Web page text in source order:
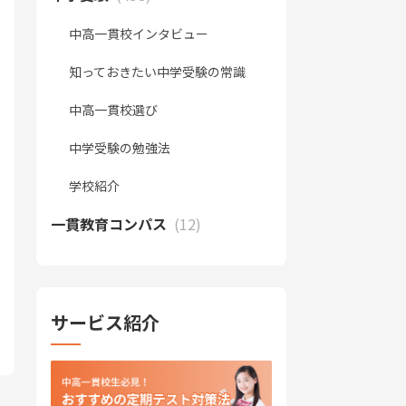
中高一貫校インタビュー
知っておきたい中学受験の常識
中高一貫校選び
中学受験の勉強法
学校紹介
一貫教育コンパス (12)
サービス紹介